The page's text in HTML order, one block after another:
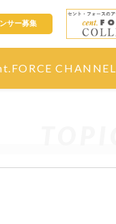
サー募集
CHANNEL